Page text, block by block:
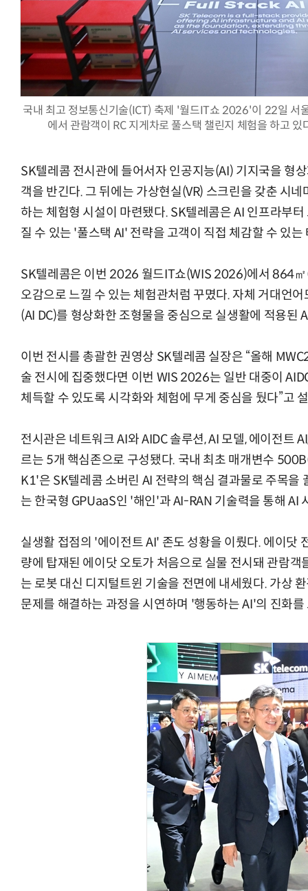
국내 최고 정보통신기술(ICT) 축제 '월드IT쇼 2026'이 22일 서
에서 관람객이 RC 지게차로 풀스택 챌린지 체험을 하고
SK텔레콤 전시관에 들어서자 인공지능(AI) 기지국을 형
객을 반긴다. 그 뒤에는 가상현실(VR) 스크린을 갖춘 시
하는 체험형 시설이 마련됐다. SK텔레콤은 AI 인프라부
질 수 있는 '풀스택 AI' 전략을 고객이 직접 체감할 수 있
SK텔레콤은 이번 2026 월드IT쇼(WIS 2026)에서 864
오감으로 느낄 수 있는 체험관처럼 꾸몄다. 자체 거대언
(AI DC)를 형상화한 조형물을 중심으로 실생활에 적용된
이번 전시를 총괄한 권영상 SK텔레콤 실장은 “올해
술 전시에 집중했다면 이번 WIS 2026는 일반 대중이
체득할 수 있도록 시각화와 체험에 무게 중심을 뒀다”고
전시관은 네트워크 AI와 AIDC 솔루션, AI 모델, 에이전트
르는 5개 핵심존으로 구성됐다. 국내 최초 매개변수
K1'은 SK텔레콤 소버린 AI 전략의 핵심 결과물로 주목을
는 한국형 GPUaaS인 '해인'과 AI-RAN 기술력을 통해 AI
실생활 접점의 '에이전트 AI' 존도 성황을 이뤘다. 에이닷
량에 탑재된 에이닷 오토가 처음으로 실물 전시돼 관람
는 로봇 대신 디지털트윈 기술을 전면에 내세웠다. 가상
문제를 해결하는 과정을 시연하며 '행동하는 AI'의 진화를
AI Native Enterprise를 지원하는 AI Ready Data